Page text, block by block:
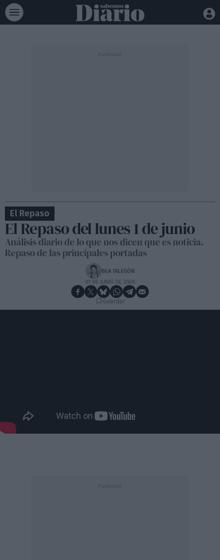
El Repaso
El Repaso del lunes 1 de junio
Análisis diario de lo que nos dicen que es noticia.
Repaso de las principales portadas
BEA TALEGÓN
01 DE JUNIO DE 2026
Guardar